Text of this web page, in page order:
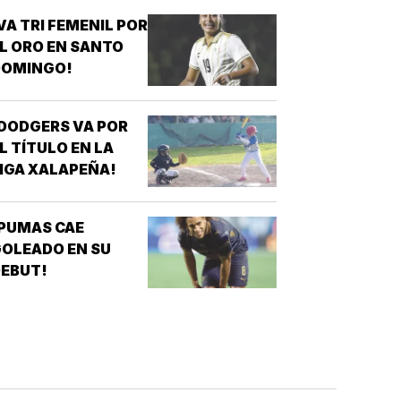
TRI FEMENIL POR
ORO EN SANTO
VA POR
TÍTULO EN LA
XALAPEÑA!
CAE
EN SU